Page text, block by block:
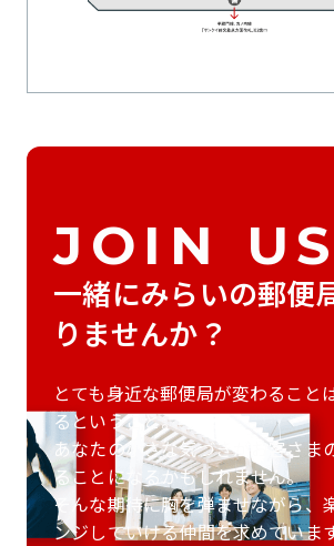
JOIN
一緒にみらいの郵便
りませんか？
とても身近な郵便局が変わること
るということ。
あなたの小さな気づきがお客さま
ることになるかもしれません。
そんな期待に胸を弾ませながら、
ンジしていける仲間を求めています